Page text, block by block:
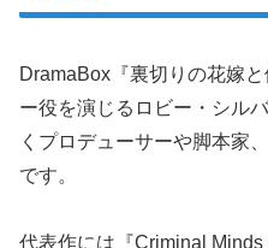
DramaBox『裏切りの花嫁
ー役を演じるロビー・シル
くプロデューサーや脚本家
です。
代表作には『Criminal Minds